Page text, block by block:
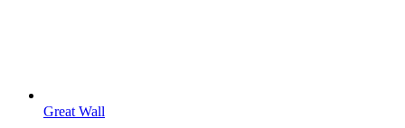
Great Wall